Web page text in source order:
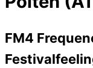
FM4